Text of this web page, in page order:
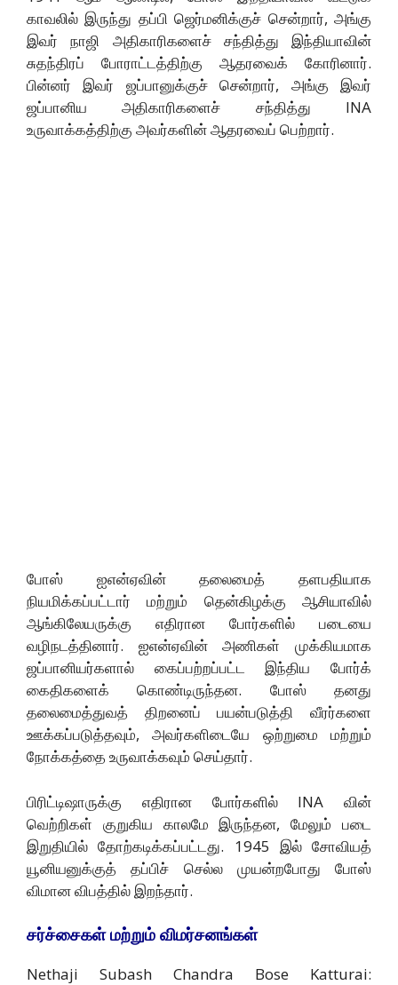
காவலில் இருந்து தப்பி ஜெர்மனிக்குச் சென்றார், அங்கு
இவர் நாஜி அதிகாரிகளைச் சந்தித்து இந்தியாவின்
சுதந்திரப் போராட்டத்திற்கு ஆதரவைக் கோரினார்.
பின்னர் இவர் ஜப்பானுக்குச் சென்றார், அங்கு இவர்
ஜப்பானிய அதிகாரிகளைச் சந்தித்து INA
உருவாக்கத்திற்கு அவர்களின் ஆதரவைப் பெற்றார்.
போஸ் ஐஎன்ஏவின் தலைமைத் தளபதியாக
நியமிக்கப்பட்டார் மற்றும் தென்கிழக்கு ஆசியாவில்
ஆங்கிலேயருக்கு எதிரான போர்களில் படையை
வழிநடத்தினார். ஐஎன்ஏவின் அணிகள் முக்கியமாக
ஜப்பானியர்களால் கைப்பற்றப்பட்ட இந்திய போர்க்
கைதிகளைக் கொண்டிருந்தன. போஸ் தனது
தலைமைத்துவத் திறனைப் பயன்படுத்தி வீரர்களை
ஊக்கப்படுத்தவும், அவர்களிடையே ஒற்றுமை மற்றும்
நோக்கத்தை உருவாக்கவும் செய்தார்.
பிரிட்டிஷாருக்கு எதிரான போர்களில் INA வின்
வெற்றிகள் குறுகிய காலமே இருந்தன, மேலும் படை
இறுதியில் தோற்கடிக்கப்பட்டது. 1945 இல் சோவியத்
யூனியனுக்குத் தப்பிச் செல்ல முயன்றபோது போஸ்
விமான விபத்தில் இறந்தார்.
சர்ச்சைகள் மற்றும் விமர்சனங்கள்
Nethaji Subash Chandra Bose Katturai: